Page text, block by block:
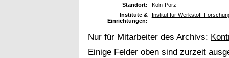
Standort:
Köln-Porz
Institute &
Einrichtungen:
Institut für Werkstoff-
Nur für Mitarbeiter des Archivs:
Einige Felder oben sind zurzeit